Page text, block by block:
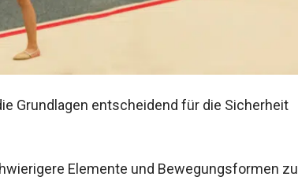
Grundlagen entscheidend für die Sicherheit
Elemente und Bewegungsformen zu